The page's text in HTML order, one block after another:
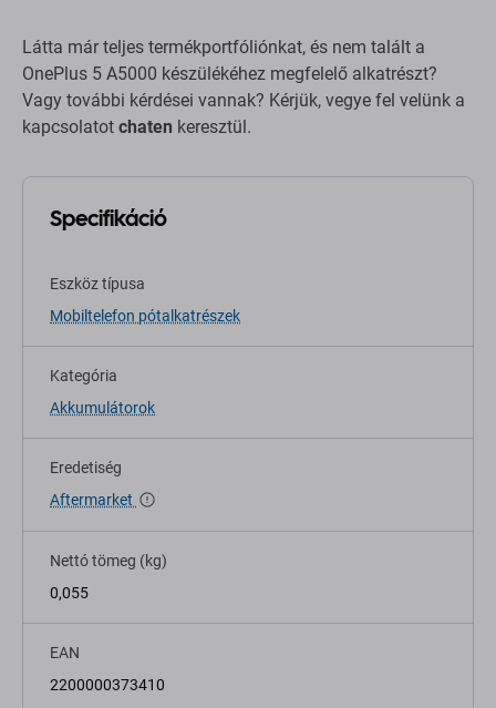
Látta már teljes termékportfóliónkat, és nem talált a
OnePlus 5 A5000 készülékéhez megfelelő alkatrészt?
Vagy további kérdései vannak? Kérjük, vegye fel velünk a
kapcsolatot chaten keresztül.
Specifikáció
Eszköz típusa
Mobiltelefon pótalkatrészek
Kategória
Akkumulátorok
Eredetiség
Aftermarket
Nettó tömeg (kg)
0,055
EAN
2200000373410